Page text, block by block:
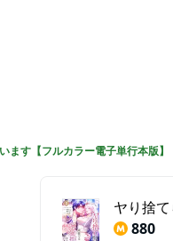
す【フルカラー電子単行本版】
880